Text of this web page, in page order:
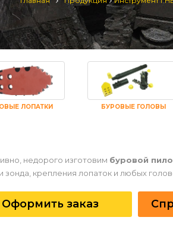
ЛОПАТКИ БУРОВЫЕ ГОЛОВЫ
недорого изготовим буровой
зонда, крепления лопаток и любых
Оформить заказ